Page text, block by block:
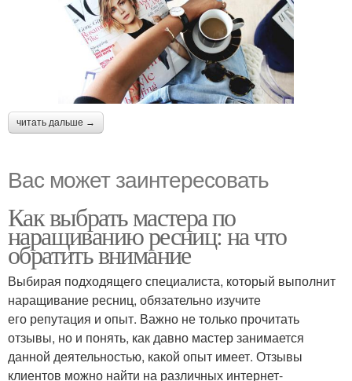
читать дальше →
Вас может заинтересовать
Как выбрать мастера по
наращиванию ресниц: на что
обратить внимание
Выбирая подходящего специалиста, который выполнит
наращивание ресниц, обязательно изучите
его репутация и опыт. Важно не только прочитать
отзывы, но и понять, как давно мастер занимается
данной деятельностью, какой опыт имеет. Отзывы
клиентов можно найти на различных интернет-